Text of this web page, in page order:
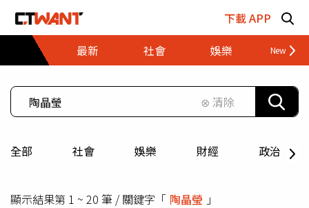
下載 APP
最新
社會 娛樂 財經
⊗ 清除
全部 社會 娛樂 財經 政治
顯示結果第 1 ~ 20 筆 / 關鍵字「 陶晶瑩 」